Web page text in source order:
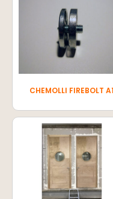
CHEMOLLI FIREBOLT A1